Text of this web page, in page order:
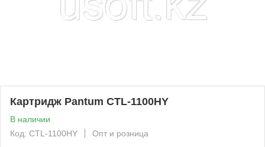
Картридж Pantum CTL-1100HY
В наличии
Код: CTL-1100HY
Опт и розница